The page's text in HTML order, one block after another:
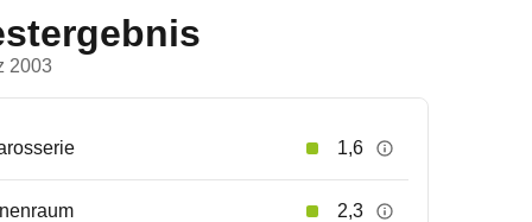
2003
1,6
2,3